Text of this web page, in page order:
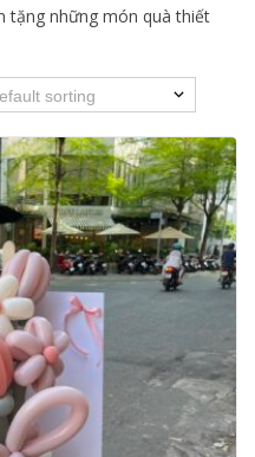
tặng những món quà thiết